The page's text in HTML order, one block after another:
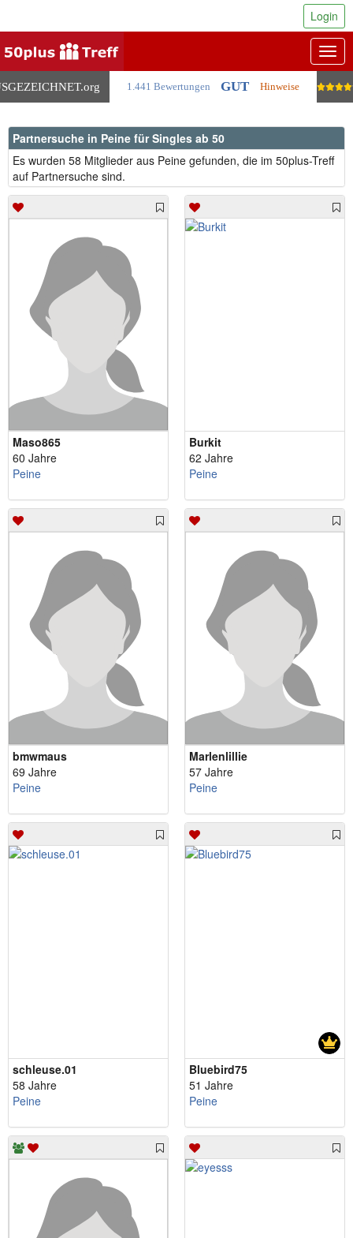
.org 1.441 Bewertungen GUT Hinweise
Login
Partnersuche in Peine für Singles ab 50
Es wurden 58 Mitglieder aus Peine gefunden, die im 50plus-Treff
auf Partnersuche sind.
Maso865
60 Jahre
Peine
Burkit
62 Jahre
Peine
bmwmaus
69 Jahre
Peine
Marlenlillie
57 Jahre
Peine
schleuse.01
58 Jahre
Peine
Bluebird75
51 Jahre
Peine